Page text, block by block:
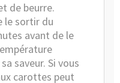
de beurre.
le sortir du
avant de le
saveur. Si vous
carottes peut